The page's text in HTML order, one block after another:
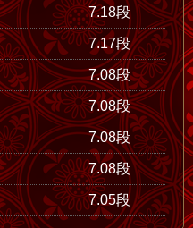
7.18段
7.17段
7.08段
7.08段
7.08段
7.08段
7.05段